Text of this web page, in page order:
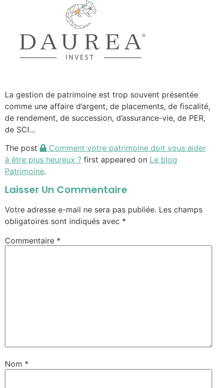
La gestion de patrimoine est trop souvent présentée
comme une affaire d’argent, de placements, de fiscalité,
de rendement, de succession, d’assurance-vie, de PER,
de SCI…
The post
Comment votre patrimoine doit vous aider
à être plus heureux ? first appeared on Le blog
Patrimoine.
Laisser Un Commentaire
Votre adresse e-mail ne sera pas publiée. Les champs
obligatoires sont indiqués avec *
Commentaire *
Nom *